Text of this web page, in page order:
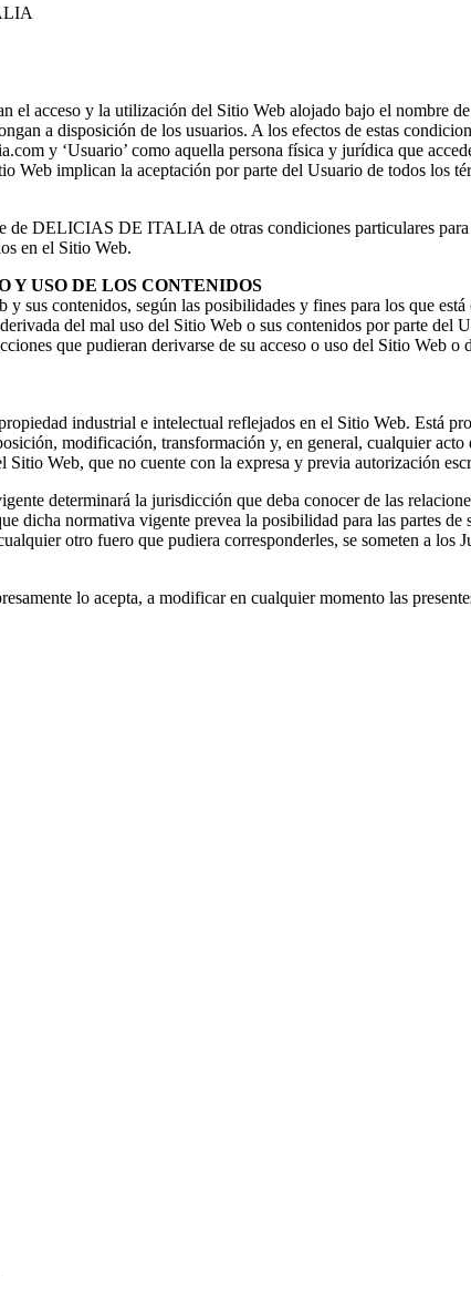
el acceso y la utilización del Sitio Web alojado bajo el nombre
a disposición de los usuarios. A los efectos de estas
y ‘Usuario’ como aquella persona física y jurídica que
Web implican la aceptación por parte del Usuario de todos los
de DELICIAS DE ITALIA de otras condiciones particulares
en el Sitio Web.
Y USO DE LOS CONTENIDOS
y sus contenidos, según las posibilidades y fines para los que
del mal uso del Sitio Web o sus contenidos por parte del
que pudieran derivarse de su acceso o uso del Sitio Web o
industrial e intelectual reflejados en el Sitio Web. Está
modificación, transformación y, en general, cualquier
Web, que no cuente con la expresa y previa autorización
determinará la jurisdicción que deba conocer de las
dicha normativa vigente prevea la posibilidad para las partes de
otro fuero que pudiera corresponderles, se someten a los
lo acepta, a modificar en cualquier momento las